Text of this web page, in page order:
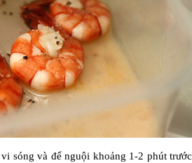
sóng và để nguội khoảng 1-2 phút trước